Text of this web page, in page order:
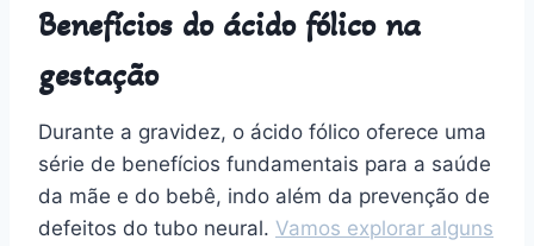
Benefícios do ácido fólico na
gestação
Durante a gravidez, o ácido fólico oferece uma
série de benefícios fundamentais para a saúde
da mãe e do bebê, indo além da prevenção de
defeitos do tubo neural. Vamos explorar alguns